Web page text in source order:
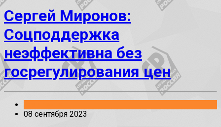
Сергей Миронов:
Соцподдержка
неэффективна без
госрегулирования цен
08 сентября 2023